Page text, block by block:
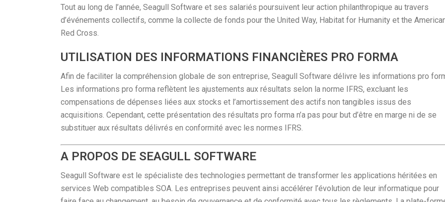
Tout au long de l’année, Seagull Software et ses salariés poursuivent leur action philanthropique au travers
d’événements collectifs, comme la collecte de fonds pour the United Way, Habitat for Humanity et the
Red Cross.
UTILISATION DES INFORMATIONS FINANCIÈRES PRO FORMA
Afin de faciliter la compréhension globale de son entreprise, Seagull Software délivre les informations pro
Les informations pro forma reflètent les ajustements aux résultats selon la norme IFRS, excluant les
compensations de dépenses liées aux stocks et l’amortissement des actifs non tangibles issus des
acquisitions. Cependant, cette présentation des résultats pro forma n’a pas pour but d’être en marge ni de se
substituer aux résultats délivrés en conformité avec les normes IFRS.
A PROPOS DE SEAGULL SOFTWARE
Seagull Software est le spécialiste des technologies permettant de transformer les applications héritées en
services Web compatibles SOA. Les entreprises peuvent ainsi accélérer l’évolution de leur informatique pour